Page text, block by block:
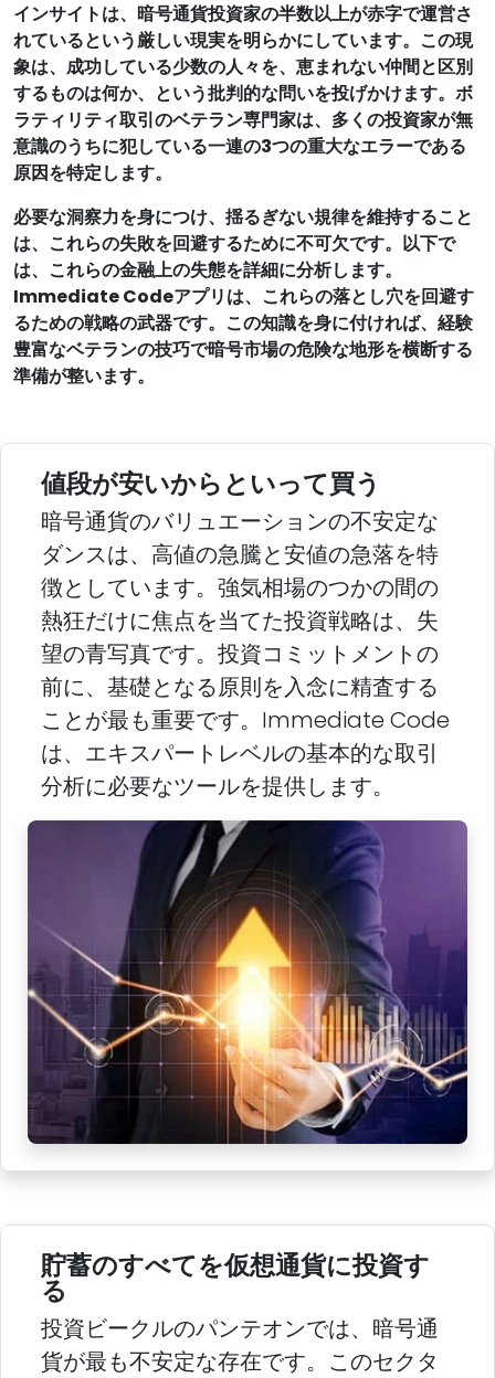
インサイトは、暗号通貨投資家の半数以上が赤字で運営さ
れているという厳しい現実を明らかにしています。この現
象は、成功している少数の人々を、恵まれない仲間と区別
するものは何か、という批判的な問いを投げかけます。ボ
ラティリティ取引のベテラン専門家は、多くの投資家が無
意識のうちに犯している一連の3つの重大なエラーである
原因を特定します。
必要な洞察力を身につけ、揺るぎない規律を維持すること
は、これらの失敗を回避するために不可欠です。以下で
は、これらの金融上の失態を詳細に分析します。
Immediate Codeアプリは、これらの落とし穴を回避す
るための戦略の武器です。この知識を身に付ければ、経験
豊富なベテランの技巧で暗号市場の危険な地形を横断する
準備が整います。
値段が安いからといって買う
暗号通貨のバリュエーションの不安定な
ダンスは、高値の急騰と安値の急落を特
徴としています。強気相場のつかの間の
熱狂だけに焦点を当てた投資戦略は、失
望の青写真です。投資コミットメントの
前に、基礎となる原則を入念に精査する
ことが最も重要です。Immediate Code
は、エキスパートレベルの基本的な取引
分析に必要なツールを提供します。
貯蓄のすべてを仮想通貨に投資す
る
投資ビークルのパンテオンでは、暗号通
貨が最も不安定な存在です。このセクタ